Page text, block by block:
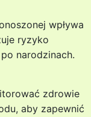
wpływa
ryzyko
narodzinach.
zdrowie
aby zapewnić